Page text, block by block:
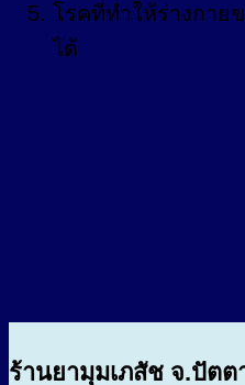
โรคที่ทำให้ร่างกาย
ได้
ร้านยามุมเภสัช จ.ปัต